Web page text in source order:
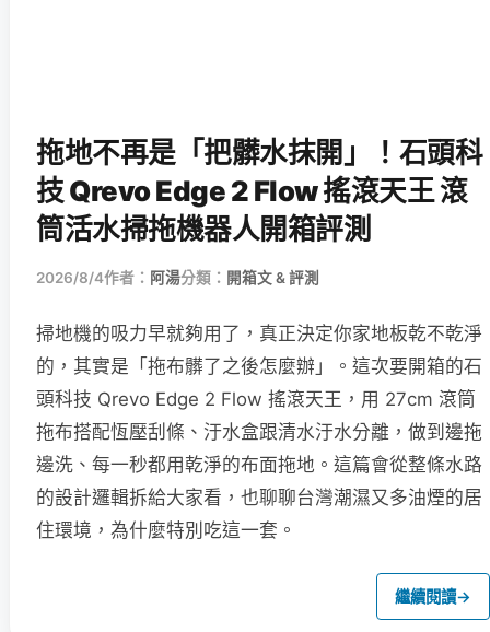
拖地不再是「把髒水抹開」！石頭科
技 Qrevo Edge 2 Flow 搖滾天王 滾
筒活水掃拖機器人開箱評測
2026/8/4作者： 阿湯分類： 開箱文 & 評測
掃地機的吸力早就夠用了，真正決定你家地板乾不乾淨
的，其實是「拖布髒了之後怎麼辦」。這次要開箱的石
頭科技 Qrevo Edge 2 Flow 搖滾天王，用 27cm 滾筒
拖布搭配恆壓刮條、汙水盒跟清水汙水分離，做到邊拖
邊洗、每一秒都用乾淨的布面拖地。這篇會從整條水路
的設計邏輯拆給大家看，也聊聊台灣潮濕又多油煙的居
住環境，為什麼特別吃這一套。
繼續閱讀→